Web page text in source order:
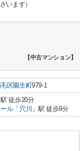
います）
【中古マンション】
区園生町979-1
徒歩20分
ル「 穴川 」駅 徒歩9分